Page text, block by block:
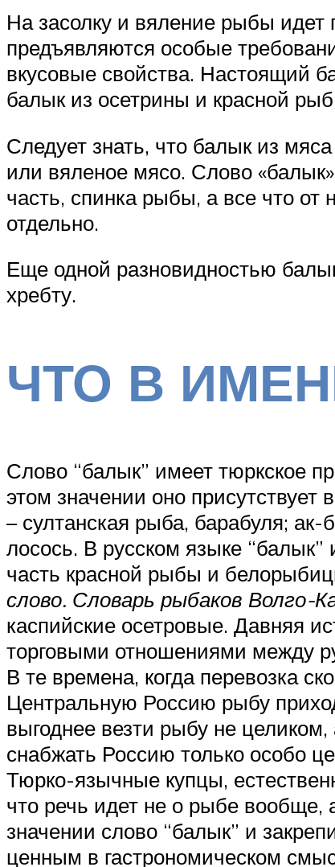
На засолку и вяление рыбы
предъявляются особые
вкусовые свойства. Настоящий
балык из осетрины и красной
Следует знать, что балык из
или вяленое мясо. Слово
часть, спинка рыбы, а все что от
отдельно.
Еще одной разновидностью
хребту.
ЧТО В
Слово “балык” имеет тюркское
этом значении оно
– султанская рыба, барабуля;
лосось. В русском языке
часть красной рыбы и
слово. Словарь рыбаков Волго-
каспийские осетровые. Давняя
торговыми отношениями между
В те времена, когда перевозка
Центральную Россию рыбу
выгоднее везти рыбу не
снабжать Россию только особо
Тюрко-язычные купцы,
что речь идет не о рыбе вообще,
значении слово “балык” и
ценным в гастрономическом